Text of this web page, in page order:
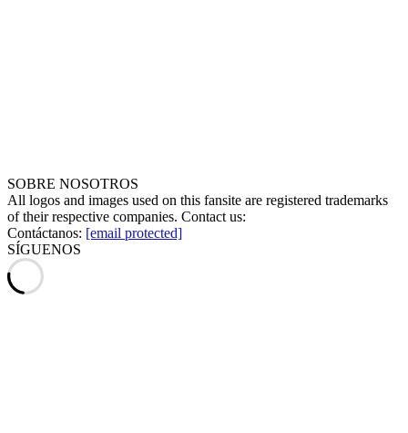
SOBRE NOSOTROS
All logos and images used on this fansite are registered trademarks
of their respective companies. Contact us:
Contáctanos: [email protected]
SÍGUENOS